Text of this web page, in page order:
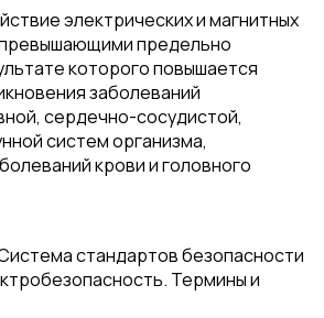
электрических и магнитных
предельно
которого повышается
заболеваний
сердечно-сосудистой,
систем организма,
крови и головного
стандартов безопасности
Термины и